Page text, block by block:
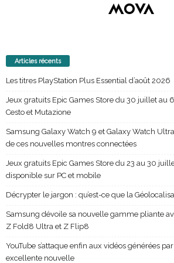
Articles récents
Les titres PlayStation Plus Essential d’août 2026
Jeux gratuits Epic Games Store du 30 juillet au
Cesto et Mutazione
Samsung Galaxy Watch 9 et Galaxy Watch
de ces nouvelles montres connectées
Jeux gratuits Epic Games Store du 23 au 30
disponible sur PC et mobile
Décrypter le jargon : qu’est-ce que la
Samsung dévoile sa nouvelle gamme pliante
Z Fold8 Ultra et Z Flip8
YouTube s’attaque enfin aux vidéos générées par
excellente nouvelle